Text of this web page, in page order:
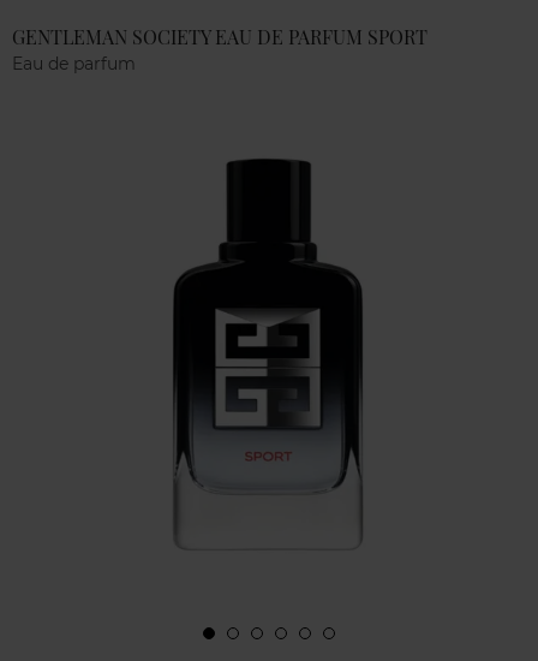
GENTLEMAN SOCIETY EAU DE PARFUM SPORT
Eau de parfum